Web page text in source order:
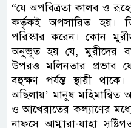
“যে অপবিত্রতা কালব ও
কর্তৃকই অপসারিত হয়।
পরিস্কার করেন। কোন
অনুভূত হয় যে, মুরীদের
উপরও মলিনতার প্রভাব
বহুক্ষণ পর্যন্ত স্থায়ী
অছিলায়’ মানুষ মহিমান্বিত
ও আখেরাতের কল্যাণের
নাফসে আম্মারা-যাহা